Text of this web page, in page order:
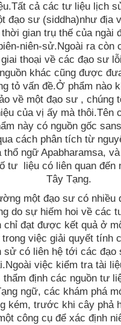
cả các tư liệu lịch
đạo sư (siddha)như địa
thời gian trụ thế của ngài
niên-sử.Ngoài ra còn
thoại về các đạo sư
khác cũng được
tỏ vấn đề.Ở phẩm nào
về một đạo sư , chúng
của vị ấy mà thôi.Tên
này có nguồn gốc
cách phân tích từ
thổ ngữ Apabharamsa,
tư liệu có liên quan đến
Tây Tạng.
một đạo sư có nhiều
do sự hiếm hoi về các
chỉ đạt được kết quả ở
trong việc giải quyết tính
sử có liên hệ tới các
việc kiểm tra tài
thẩm định các nguồn tư
ngữ, các khám phá
kém, trước khi cây phả
công cụ để xác định